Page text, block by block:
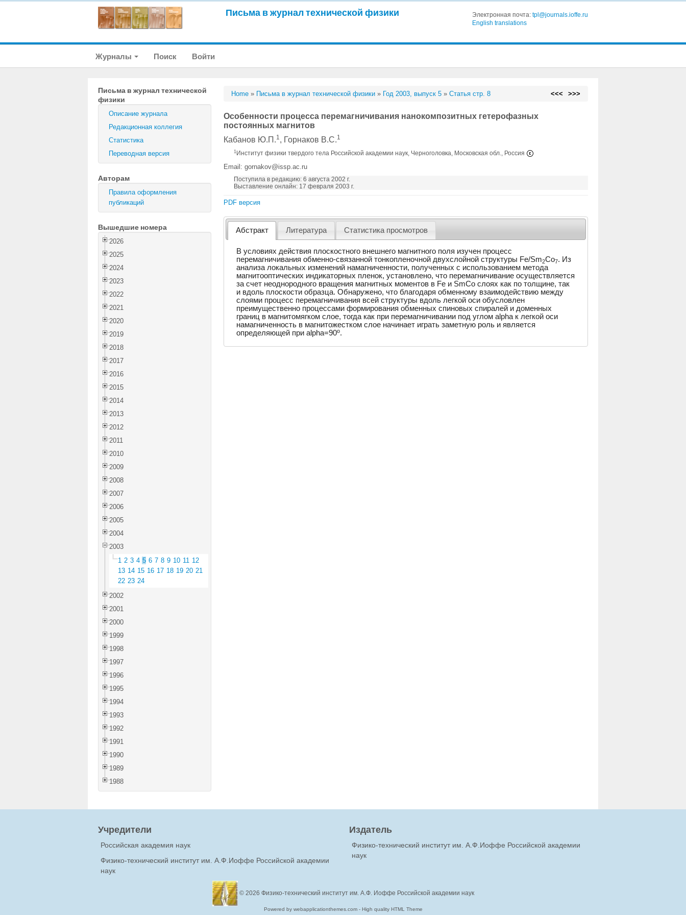
Письма в журнал технической физики Электронная почта: tpl@journals.ioffe.ru
English translations
Журналы Поиск Войти
Письма в журнал технической
физики
Описание журнала
Редакционная коллегия
Статистика
Переводная версия
Авторам
Правила оформления
публикаций
Вышедшие номера
2026
2025
2024
2023
2022
2021
2020
2019
2018
2017
2016
2015
2014
2013
2012
2011
2010
2009
2008
2007
2006
2005
2004
2003
1 2 3 4 5 6 7 8 9 10 11 12
13 14 15 16 17 18 19 20 21
22 23 24
2002
2001
2000
1999
1998
1997
1996
1995
1994
1993
1992
1991
1990
1989
1988
Home » Письма в журнал технической физики » Год 2003, выпуск 5 »Статья стр. 8 <<< >>>
Особенности процесса перемагничивания нанокомпозитных гетерофазных
постоянных магнитов
Кабанов Ю.П.1, Горнаков В.С.1
1 Институт физики твердого тела Российской академии наук, Черноголовка, Московская обл., Россия
Email: gornakov@issp.ac.ru
Поступила в редакцию: 6 августа 2002 г.
Выставление онлайн: 17 февраля 2003 г.
PDF версия
Абстракт Литература Статистика просмотров
В условиях действия плоскостного внешнего магнитного поля изучен процесс
перемагничивания обменно-связанной тонкопленочной двухслойной структуры Fe/Sm2Co7. Из
анализа локальных изменений намагниченности, полученных с использованием метода
магнитооптических индикаторных пленок, установлено, что перемагничивание осуществляется
за счет неоднородного вращения магнитных моментов в Fe и SmCo слоях как по толщине, так
и вдоль плоскости образца. Обнаружено, что благодаря обменному взаимодействию между
слоями процесс перемагничивания всей структуры вдоль легкой оси обусловлен
преимущественно процессами формирования обменных спиновых спиралей и доменных
границ в магнитомягком слое, тогда как при перемагничивании под углом alpha к легкой оси
намагниченность в магнитожестком слое начинает играть заметную роль и является
определяющей при alpha=90o.
Учредители
Российская академия наук
Физико-технический институт им. А.Ф.Иоффе Российской академии
наук
Издатель
Физико-технический институт им. А.Ф.Иоффе Российской академии
наук
© 2026 Физико-технический институт им. А.Ф. Иоффе Российской академии наук
Powered by webapplicationthemes.com - High quality HTML Theme